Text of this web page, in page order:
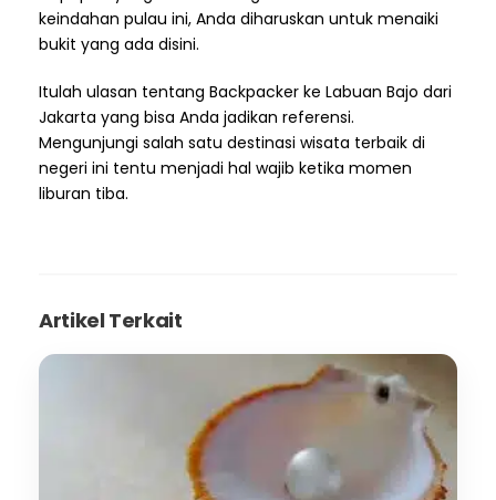
keindahan pulau ini, Anda diharuskan untuk menaiki
bukit yang ada disini.
Itulah ulasan tentang Backpacker ke Labuan Bajo dari
Jakarta yang bisa Anda jadikan referensi.
Mengunjungi salah satu destinasi wisata terbaik di
negeri ini tentu menjadi hal wajib ketika momen
liburan tiba.
Artikel Terkait